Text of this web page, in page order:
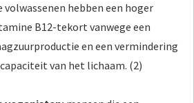
volwassenen hebben een hoger
B12-tekort vanwege een
en een vermindering
van het lichaam. (2)